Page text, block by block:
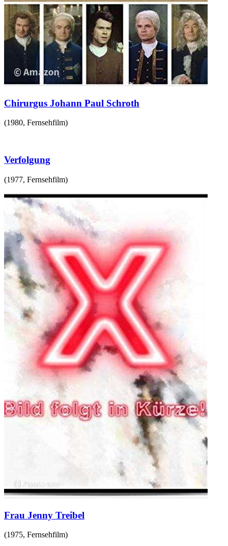
Chirurgus Johann Paul Schroth
(1980, Fernsehfilm)
Verfolgung
(1977, Fernsehfilm)
Frau Jenny Treibel
(1975, Fernsehfilm)